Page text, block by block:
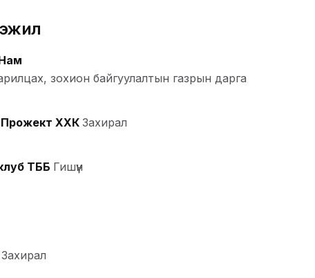
зохион байгуулалтын газрын дарга
ХХК Захирал
ТББ Гишүүн
Захирал